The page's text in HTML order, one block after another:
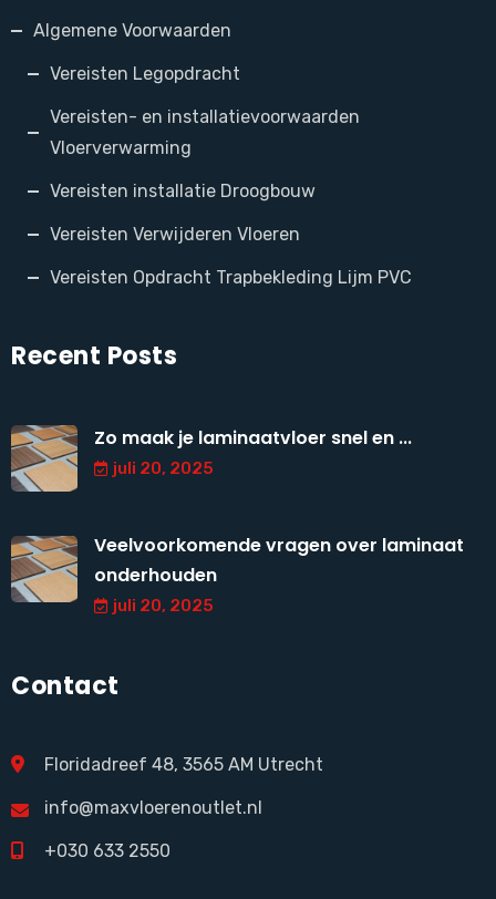
Algemene Voorwaarden
Vereisten Legopdracht
Vereisten- en installatievoorwaarden
Vloerverwarming
Vereisten installatie Droogbouw
Vereisten Verwijderen Vloeren
Vereisten Opdracht Trapbekleding Lijm PVC
Recent Posts
Zo maak je laminaatvloer snel en ...
juli 20, 2025
Veelvoorkomende vragen over laminaat
onderhouden
juli 20, 2025
Contact
Floridadreef 48, 3565 AM Utrecht
info@maxvloerenoutlet.nl
+030 633 2550